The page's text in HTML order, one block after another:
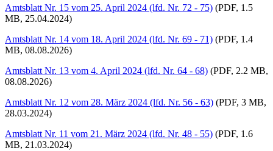
Amtsblatt Nr. 15 vom 25. April 2024 (lfd. Nr. 72 - 75) (PDF, 1.5
MB, 25.04.2024)
Amtsblatt Nr. 14 vom 18. April 2024 (lfd. Nr. 69 - 71) (PDF, 1.4
MB, 08.08.2026)
Amtsblatt Nr. 13 vom 4. April 2024 (lfd. Nr. 64 - 68) (PDF, 2.2 MB,
08.08.2026)
Amtsblatt Nr. 12 vom 28. März 2024 (lfd. Nr. 56 - 63) (PDF, 3 MB,
28.03.2024)
Amtsblatt Nr. 11 vom 21. März 2024 (lfd. Nr. 48 - 55) (PDF, 1.6
MB, 21.03.2024)